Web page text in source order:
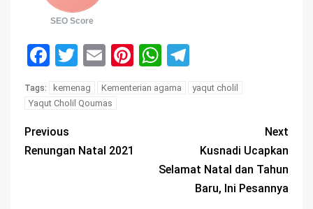
SEO Score
Facebook
Twitter
EmailPinterest
WhatsApp
Tags: kemenag Kementerian agama
yaqut cholil
Yaqut Cholil Qoumas
Previous
Renungan Natal 2021
Next
Kusnadi Ucapkan
Selamat Natal dan Tahun
Baru, Ini Pesannya